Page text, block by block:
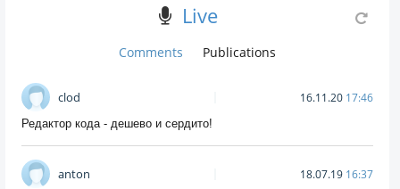
Live
Comments Publications
clod 16.11.20 17:46
Редактор кода - дешево и сердито!
anton 18.07.19 16:37